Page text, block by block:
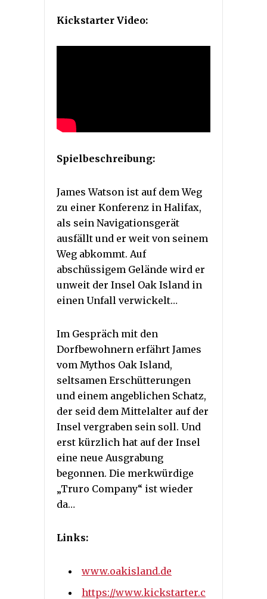
Kickstarter Video:
Spielbeschreibung:
James Watson ist auf dem Weg
zu einer Konferenz in Halifax,
als sein Navigationsgerät
ausfällt und er weit von seinem
Weg abkommt. Auf
abschüssigem Gelände wird er
unweit der Insel Oak Island in
einen Unfall verwickelt…
Im Gespräch mit den
Dorfbewohnern erfährt James
vom Mythos Oak Island,
seltsamen Erschütterungen
und einem angeblichen Schatz,
der seid dem Mittelalter auf der
Insel vergraben sein soll. Und
erst kürzlich hat auf der Insel
eine neue Ausgrabung
begonnen. Die merkwürdige
„Truro Company“ ist wieder
da…
Links:
www.oakisland.de
https://www.kickstarter.c